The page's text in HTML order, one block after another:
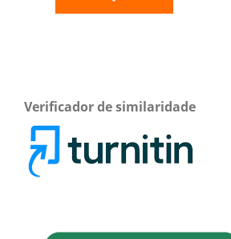
Verificador de similaridade